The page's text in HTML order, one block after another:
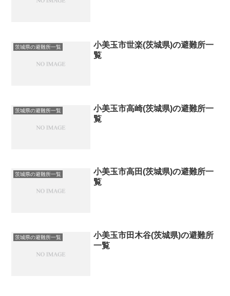
茨城県の避難所一覧
小美玉市世楽(茨城県)の避難所一
覧
茨城県の避難所一覧
小美玉市高崎(茨城県)の避難所一
覧
茨城県の避難所一覧
小美玉市高田(茨城県)の避難所一
覧
茨城県の避難所一覧
小美玉市田木谷(茨城県)の避難所
一覧